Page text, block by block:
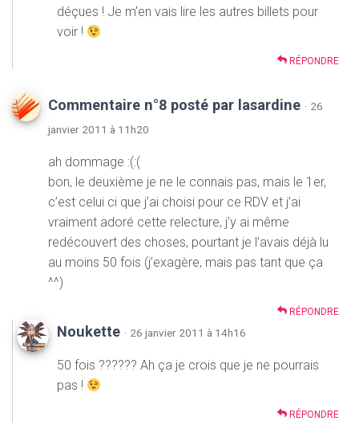
déçues ! Je m’en vais lire les autres billets pour
voir !
RÉPONDRE
Commentaire n°8 posté par lasardine · 26
janvier 2011 à 11h20
ah dommage :(:(
bon, le deuxième je ne le connais pas, mais le 1er,
c’est celui ci que j’ai choisi pour ce RDV et j’ai
vraiment adoré cette relecture, j’y ai même
redécouvert des choses, pourtant je l’avais déjà lu
au moins 50 fois (j’exagère, mais pas tant que ça
^^)
RÉPONDRE
Noukette · 26 janvier 2011 à 14h16
50 fois ?????? Ah ça je crois que je ne pourrais
pas !
RÉPONDRE